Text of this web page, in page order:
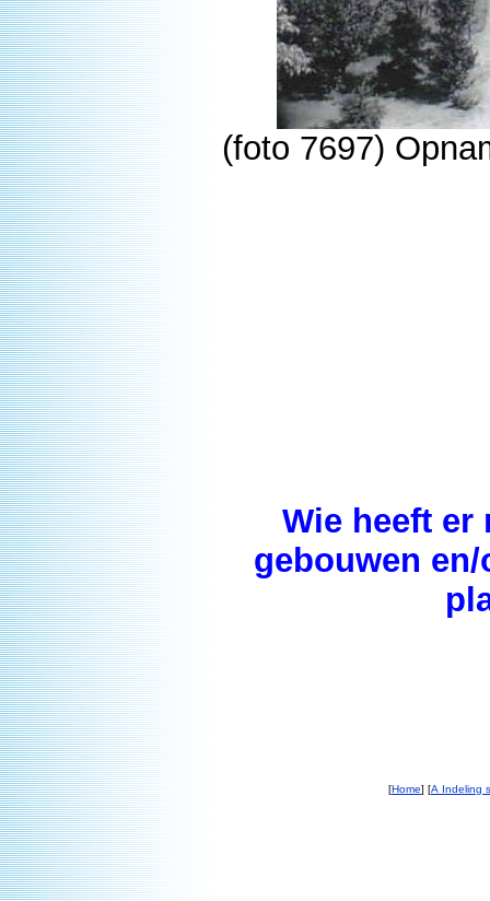
(foto 7697)
Wie heeft er
gebouwen
[Home] [A Indeling